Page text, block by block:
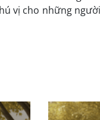
vị cho những